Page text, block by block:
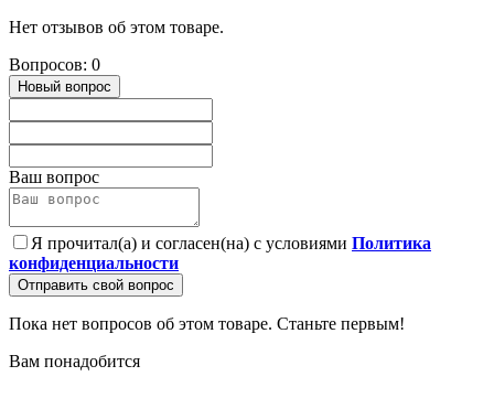
Нет отзывов об этом товаре.
Вопросов: 0
Новый вопрос
Ваш вопрос
Я прочитал(а) и согласен(на) с условиями Политика
конфиденциальности
Отправить свой вопрос
Пока нет вопросов об этом товаре. Станьте первым!
Вам понадобится